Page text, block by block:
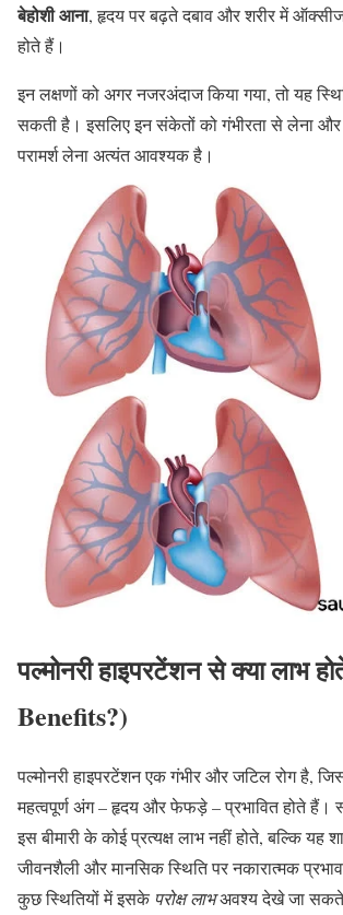
बेहोशी आना, हृदय पर बढ़ते दबाव और शरीर में
होते हैं।
इन लक्षणों को अगर नजरअंदाज किया गया, तो यह
सकती है। इसलिए इन संकेतों को गंभीरता से लेना और
परामर्श लेना अत्यंत आवश्यक है।
पल्मोनरी हाइपरटेंशन से क्या लाभ
Benefits?)
पल्मोनरी हाइपरटेंशन एक गंभीर और जटिल रोग है,
महत्वपूर्ण अंग – हृदय और फेफड़े – प्रभावित होते हैं।
इस बीमारी के कोई प्रत्यक्ष लाभ नहीं होते, बल्कि यह
जीवनशैली और मानसिक स्थिति पर नकारात्मक
कुछ स्थितियों में इसके परोक्ष लाभअवश्य देखे जा सकते